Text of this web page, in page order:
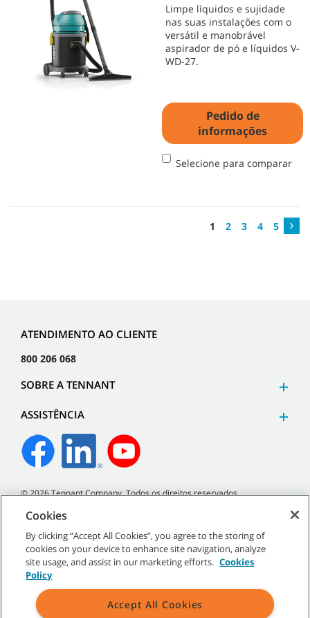
Limpe líquidos e sujidade
nas suas instalações com o
versátil e manobrável
aspirador de pó e líquidos V-
WD-27.
Pedido de
informações
Selecione para comparar
1 2 3 4 5
ATENDIMENTO AO CLIENTE
800 206 068
SOBRE A TENNANT
ASSISTÊNCIA
©2026Tennant Company. Todos os direitos reservados.
Mapa do site| Políticas gerais|Termos de utilização|Termos
Cookies
By clicking “Accept All Cookies”, you agree to the storing of
cookies on your device to enhance site navigation, analyze
site usage, and assist in our marketing efforts. Cookies
Policy
Accept All Cookies